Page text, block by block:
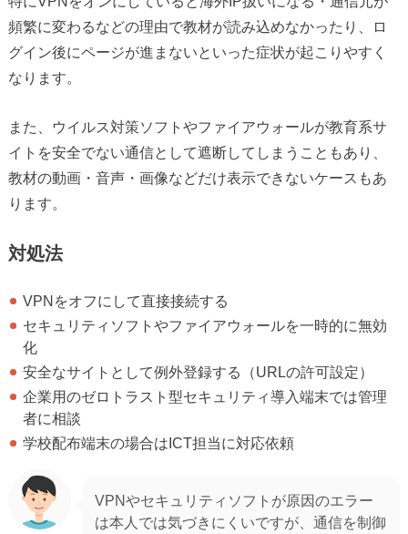
頻繁に変わるなどの理由で教材が読み込めなかったり、ロ
グイン後にページが進まないといった症状が起こりやすく
なります。
また、ウイルス対策ソフトやファイアウォールが教育系サ
イトを安全でない通信として遮断してしまうこともあり、
教材の動画・音声・画像などだけ表示できないケースもあ
ります。
対処法
VPNをオフにして直接接続する
セキュリティソフトやファイアウォールを一時的に無効
化
安全なサイトとして例外登録する（URLの許可設定）
企業用のゼロトラスト型セキュリティ導入端末では管理
者に相談
学校配布端末の場合はICT担当に対応依頼
VPNやセキュリティソフトが原因のエラー
は本人では気づきにくいですが、通信を制御